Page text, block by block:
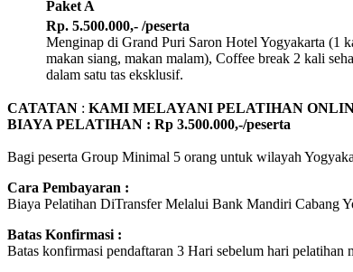
Paket A
Rp. 5.500.000,- /peserta
Menginap di Grand Puri Saron Hotel Yogyakarta (1
makan siang, makan malam), Coffee break 2 kali
dalam satu tas eksklusif.
CATATAN : KAMI MELAYANI PELATIHAN
BIAYA PELATIHAN : Rp 3.500.000,-/peserta
Bagi peserta Group Minimal 5 orang untuk wilayah
Cara Pembayaran :
Biaya Pelatihan DiTransfer Melalui Bank Mandiri Cabang
Batas Konfirmasi :
Batas konfirmasi pendaftaran 3 Hari sebelum hari